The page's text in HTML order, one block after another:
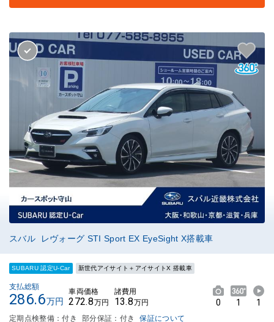
スバル レヴォーグ STI Sport EX EyeSight X搭載車
SUBARU 認定U-Car 新世代アイサイト＋アイサイトX 搭載車
支払総額
286.6万円
車両価格
272.8万円
諸費用
13.8万円 0 1 1
定期点検整備：付き 部分保証：付き 保証について